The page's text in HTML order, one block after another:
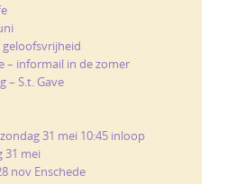
– informail in de zomer
– S.t. Gave
31 mei 10:45 inloop
31 mei
nov Enschede